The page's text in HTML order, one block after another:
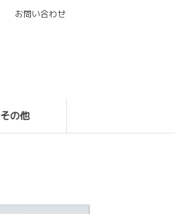
その他
お問い合わせ